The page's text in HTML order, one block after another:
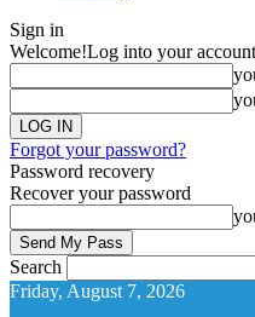
Sign in
Welcome!Log into your account
Forgot your password?
Password recovery
Recover your password
Search
Friday, August 7, 2026